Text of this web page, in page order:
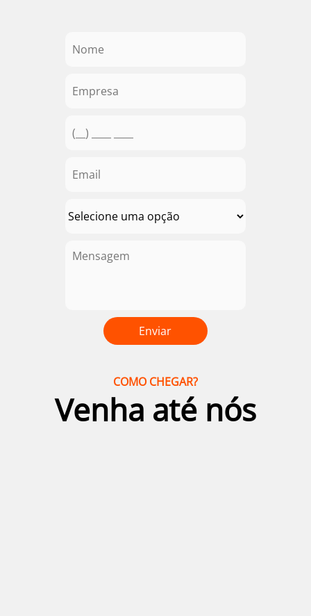
COMO CHEGAR?
Venha até nós